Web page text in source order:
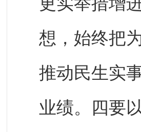
想，始终把
推动民生实
业绩。四要